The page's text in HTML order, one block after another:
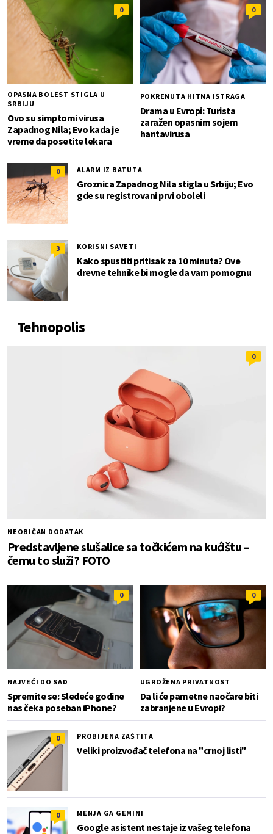
0
OPASNA BOLEST STIGLA U
SRBIJU
Ovo su simptomi virusa
Zapadnog Nila; Evo kada je
vreme da posetite lekara
0
POKRENUTA HITNA ISTRAGA
Drama u Evropi: Turista
zaražen opasnim sojem
hantavirusa
0 ALARM IZ BATUTA
Groznica Zapadnog Nila stigla u Srbiju; Evo
gde su registrovani prvi oboleli
3 KORISNI SAVETI
Kako spustiti pritisak za 10 minuta? Ove
drevne tehnike bi mogle da vam pomognu
Tehnopolis
0
NEOBIČAN DODATAK
Predstavljene slušalice sa točkićem na kućištu –
čemu to služi? FOTO
0
NAJVEĆI DO SAD
Spremite se: Sledeće godine
nas čeka poseban iPhone?
0
UGROŽENA PRIVATNOST
Da li će pametne naočare biti
zabranjene u Evropi?
0 PROBIJENA ZAŠTITA
Veliki proizvođač telefona na "crnoj listi"
0 MENJA GA GEMINI
Google asistent nestaje iz vašeg telefona